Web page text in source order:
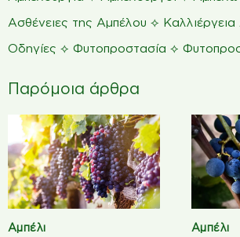
Ασθένειες της Αμπέλου ⟡ Καλλιέργεια
Οδηγίες ⟡ Φυτοπροστασία ⟡
Παρόμοια άρθρα
Αμπέλι Αμπέλι